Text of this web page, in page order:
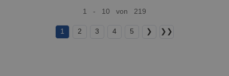
1 - 10 von 219
1 2 3 4 5 ❯ ❯❯